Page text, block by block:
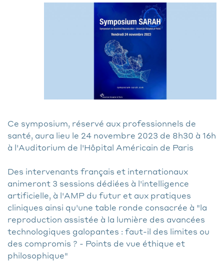
Ce symposium, réservé aux professionnels de
santé, aura lieu le 24 novembre 2023 de 8h30 à 16h
à l'Auditorium de l'Hôpital Américain de Paris
Des intervenants français et internationaux
animeront 3 sessions dédiées à l'intelligence
artificielle, à l'AMP du futur et aux pratiques
cliniques ainsi qu'une table ronde consacrée à "la
reproduction assistée à la lumière des avancées
technologiques galopantes : faut-il des limites ou
des compromis ? - Points de vue éthique et
philosophique"